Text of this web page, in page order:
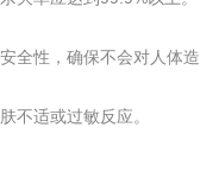
全性，确保不会对人体造
不适或过敏反应。